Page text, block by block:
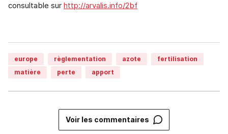
consultable sur http://arvalis.info/2bf
europe règlementation azote
fertilisation
matière
perte apport
Voir les commentaires